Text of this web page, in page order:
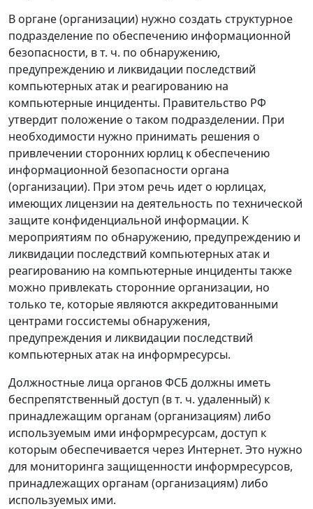
В органе (организации) нужно создать структурное
подразделение по обеспечению информационной
безопасности, в т. ч. по обнаружению,
предупреждению и ликвидации последствий
компьютерных атак и реагированию на
компьютерные инциденты. Правительство РФ
утвердит положение о таком подразделении. При
необходимости нужно принимать решения о
привлечении сторонних юрлиц к обеспечению
информационной безопасности органа
(организации). При этом речь идет о юрлицах,
имеющих лицензии на деятельность по технической
защите конфиденциальной информации. К
мероприятиям по обнаружению, предупреждению и
ликвидации последствий компьютерных атак и
реагированию на компьютерные инциденты также
можно привлекать сторонние организации, но
только те, которые являются аккредитованными
центрами госсистемы обнаружения,
предупреждения и ликвидации последствий
компьютерных атак на информресурсы.
Должностные лица органов ФСБ должны иметь
беспрепятственный доступ (в т. ч. удаленный) к
принадлежащим органам (организациям) либо
используемым ими информресурсам, доступ к
которым обеспечивается через Интернет. Это нужно
для мониторинга защищенности информресурсов,
принадлежащих органам (организациям) либо
используемых ими.